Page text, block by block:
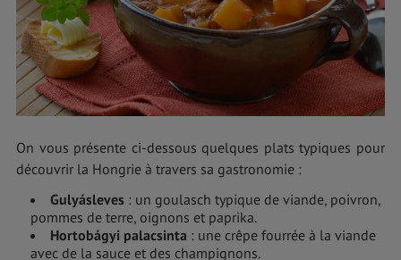
On vous présente ci-dessous quelques plats typiques pour
découvrir la Hongrie à travers sa gastronomie :
Gulyásleves : un goulasch typique de viande, poivron,
pommes de terre, oignons et paprika.
Hortobágyi palacsinta : une crêpe fourrée à la viande
avec de la sauce et des champignons.